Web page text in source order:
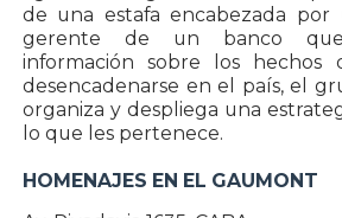
de una estafa encabezada por
gerente de un banco
información sobre los hechos
desencadenarse en el país, el
organiza y despliega una
lo que les pertenece.
HOMENAJES EN EL GAUMONT